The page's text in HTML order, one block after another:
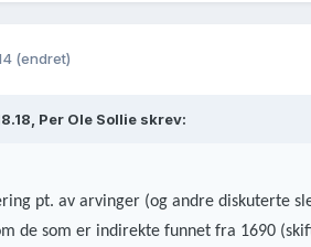
(endret)
Per Ole Sollie skrev:
pt. av arvinger (og andre diskuterte
de som er indirekte funnet fra 1690